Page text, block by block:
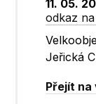
11. 05.
odkaz
Jeřická
Přejít